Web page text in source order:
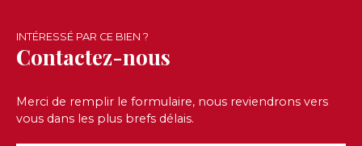
INTÉRESSÉ PAR CE BIEN ?
Contactez-nous
Merci de remplir le formulaire, nous reviendrons vers
vous dans les plus brefs délais.